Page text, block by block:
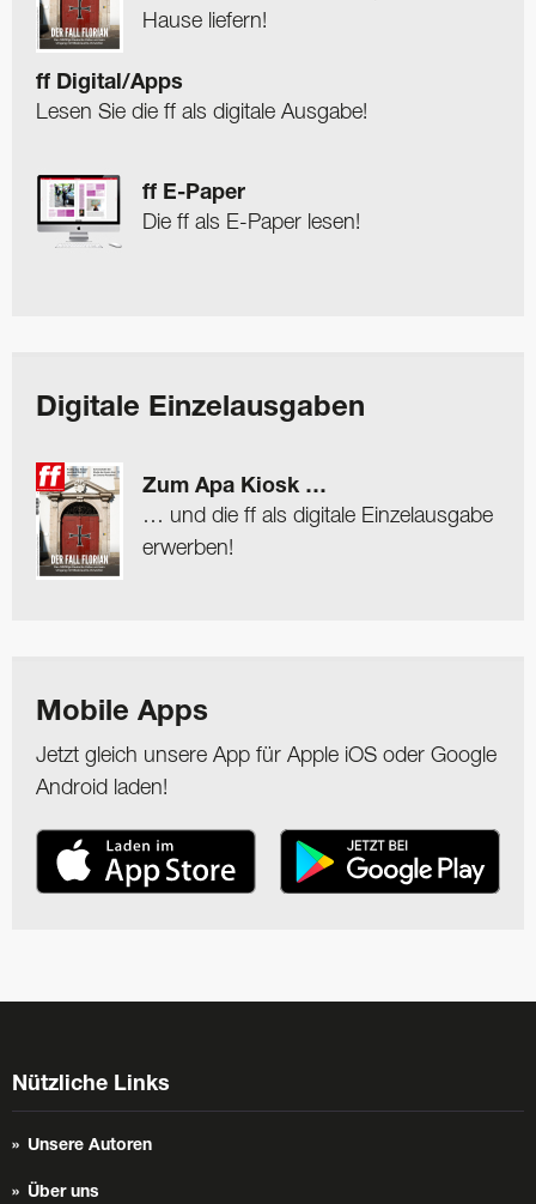
Hause liefern!
ff Digital/Apps
Lesen Sie die ff als digitale Ausgabe!
ff E-Paper
Die ff als E-Paper lesen!
Digitale Einzelausgaben
Zum Apa Kiosk …
… und die ff als digitale Einzelausgabe
erwerben!
Mobile Apps
Jetzt gleich unsere App für Apple iOS oder Google
Android laden!
Nützliche Links
Unsere Autoren
Über uns